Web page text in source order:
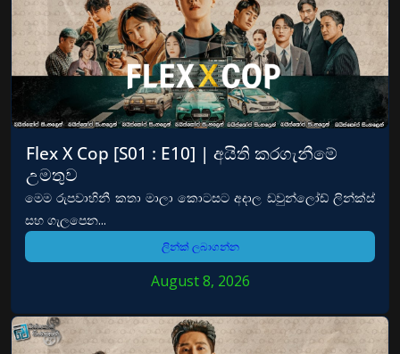
Flex X Cop [S01 : E10] | අයිති කරගැනීමේ
උමතුව
මෙම රුපවාහිනී කතා මාලා කොටසට අදාල ඩවුන්ලෝඩ් ලින්ක්ස්
සහ ගැලපෙන...
ලින්ක් ලබාගන්න
August 8, 2026